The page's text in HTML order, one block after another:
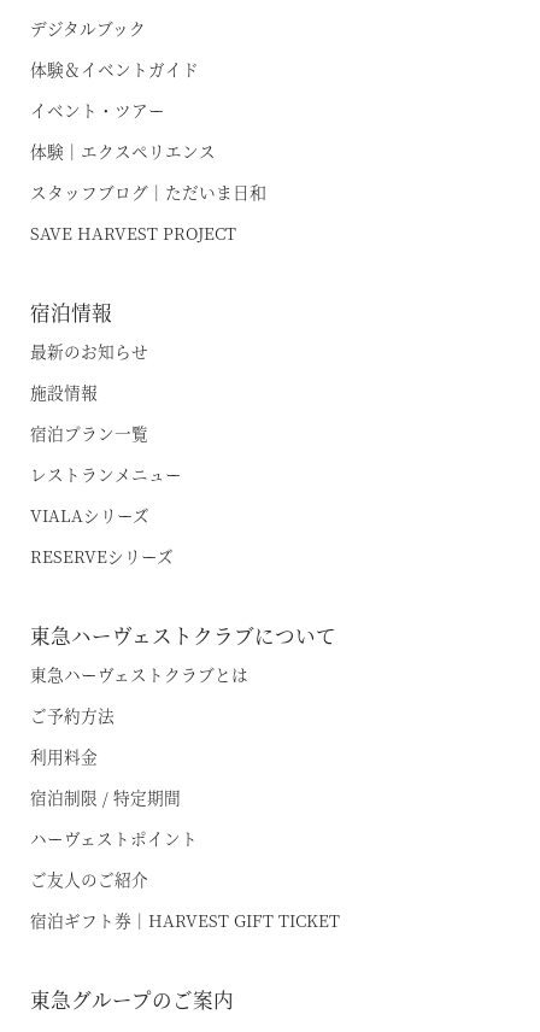
RESERVEシリーズ
ご予約方法
東急ハーヴェストクラブとは
利用料金
ハーヴェストポイント
よくあるお問い合わせ
東急ハーヴェストクラブガイドブック
ハンドブック
関西エリア
京都鷹峯
有馬六彩
VIALA鬼怒川渓翠
VIALA箱根翡翠
VIALA annex熱海伊豆山
VIALA annex軽井沢
VIALA軽井沢Retreat creek/garden
VIALA annex有馬六彩
RESERVE箱根明神平 In nol hakone myojindai
RESERVE飛騨高山 In 東急ステイ飛騨高山 結の湯
RESERVE京都東山
In THE HOTEL HIGASHIYAMA
準相互利用施設
お電話でのご予約はこちら
法人予約（代行）はこちら
デジタルブック
体験＆イベントガイド
イベント・ツアー
体験｜エクスペリエンス
スタッフブログ｜ただいま日和
SAVE HARVEST PROJECT
宿泊情報
最新のお知らせ
施設情報
宿泊プラン一覧
レストランメニュー
VIALAシリーズ
RESERVEシリーズ
東急ハーヴェストクラブについて
東急ハーヴェストクラブとは
ご予約方法
利用料金
宿泊制限 / 特定期間
ハーヴェストポイント
ご友人のご紹介
宿泊ギフト券｜HARVEST GIFT TICKET
東急グループのご案内